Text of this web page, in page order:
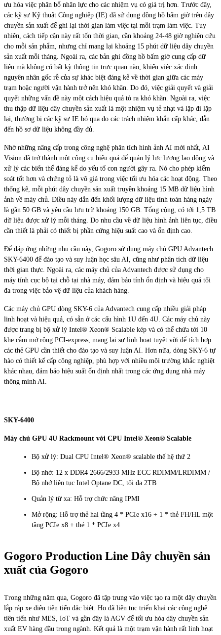
ưu hóa việc phân bổ nhân lực cho các nhiệm vụ có giá trị hơn. Trước đây,
các kỹ sư Kỹ thuật Công nghiệp (IE) đã sử dụng đồng hồ bấm giờ trên dây
chuyền sản xuất để ghi lại thời gian làm việc tại mỗi trạm làm việc. Tuy
nhiên, cách tiếp cận này rất tốn thời gian, cần khoảng 24-48 giờ nghiên cứu
cho mỗi sản phẩm, nhưng chỉ mang lại khoảng 15 phút dữ liệu dây chuyền
sản xuất mỗi tháng. Ngoài ra, các bản ghi đồng hồ bấm giờ cung cấp dữ
liệu mà không có bất kỳ thông tin trực quan nào, khiến việc xác định
nguyên nhân gốc rễ của sự khác biệt đáng kể về thời gian giữa các máy
trạm hoặc người vận hành trở nên khó khăn. Do đó, việc giải quyết và giải
quyết những vấn đề này một cách hiệu quả tỏ ra khó khăn. Ngoài ra, việc
thu thập dữ liệu dây chuyền sản xuất là một nhiệm vụ tẻ nhạt và lặp đi lặp
lại, thường bị các kỹ sư IE bỏ qua do các trách nhiệm khẩn cấp khác, dẫn
đến hồ sơ dữ liệu không đầy đủ.
Nhờ những nâng cấp trong công nghệ phân tích hình ảnh AI mới nhất, AI
Vision đã trở thành một công cụ hiệu quả để quản lý lực lượng lao động và
xử lý các biến thể đáng kể do yếu tố con người gây ra. Nó cho phép kiểm
soát tốt hơn và chứng tỏ là vô giá trong việc tối ưu hóa các hoạt động. Theo
thống kê, mỗi phút dây chuyền sản xuất truyền khoảng 15 MB dữ liệu hình
ảnh về máy chủ. Điều này dẫn đến khối lượng dữ liệu tính toán hàng ngày
là gần 50 GB và yêu cầu lưu trữ khoảng 150 GB. Tổng cộng, có tới 1,5 TB
dữ liệu được xử lý mỗi tháng. Do nhu cầu về dữ liệu hình ảnh liên tục, điều
cần thiết là phải có thiết bị phần cứng hiệu suất cao và ổn định cao.
Để đáp ứng những nhu cầu này, Gogoro sử dụng máy chủ GPU Advantech
SKY-6400 để đào tạo và suy luận học sâu AI, cũng như phân tích dữ liệu
thời gian thực. Ngoài ra, các máy chủ của Advantech được sử dụng cho
máy tính cục bộ tại chỗ tại nhà máy, đảm bảo tính ổn định và hiệu quả tối
đa trong việc bảo vệ dữ liệu của khách hàng.
Các máy chủ GPU dòng SKY-6 của Advantech cung cấp nhiều giải pháp
linh hoạt và hiệu quả, có sẵn ở các cấu hình 1U đến 4U. Các máy chủ này
được trang bị bộ xử lý Intel® Xeon® Scalable kép và có thể chứa tới 10
khe cắm mở rộng PCI-express, mang lại sự linh hoạt tuyệt vời để tích hợp
các thẻ GPU cần thiết cho đào tạo và suy luận AI. Hơn nữa, dòng SKY-6 tự
hào có thiết kế cấp công nghiệp, phù hợp với nhiều môi trường khắc nghiệt
khác nhau, đảm bảo hiệu suất ổn định nhất trong các ứng dụng nhà máy
thông minh AI.
SKY-6400
Máy chủ GPU 4U Rackmount với CPU Intel® Xeon® Scalable
Bộ xử lý: Dual CPU Intel® Xeon® scalable thế hệ thứ 2
Bộ nhớ: 12 x DDR4 2666/2933 MHz ECC RDIMM/LRDIMM /
Bộ nhớ liên tục Intel Optane DC, tối đa 2TB
Quản lý từ xa: Hỗ trợ chức năng IPMI
Mở rộng: Hỗ trợ thẻ hai tầng 4 * PCIe x16 + 1 * thẻ FH/HL một
tầng PCIe x8 + thẻ 1 * PCIe x4
Gogoro Production Line Dây chuyền sản
xuất của Gogoro
Trong những năm qua, Gogoro đã tập trung vào việc tạo ra một dây chuyền
lắp ráp xe điện tiên tiến đặc biệt. Họ đã liên tục triển khai các công nghệ
tiên tiến như MES, IoT và gần đây là AGV để tối ưu hóa dây chuyền sản
xuất EV hàng đầu trong ngành. Kết quả là một trạm vận hành rất linh hoạt